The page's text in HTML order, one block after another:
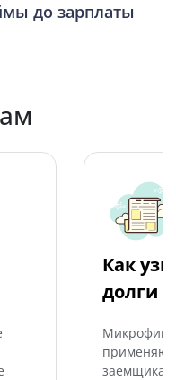
до зарплаты
Как
долги
применяют